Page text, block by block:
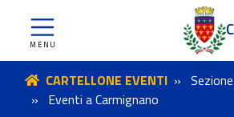
CARTELLONE EVENTI
Eventi a Carmignano